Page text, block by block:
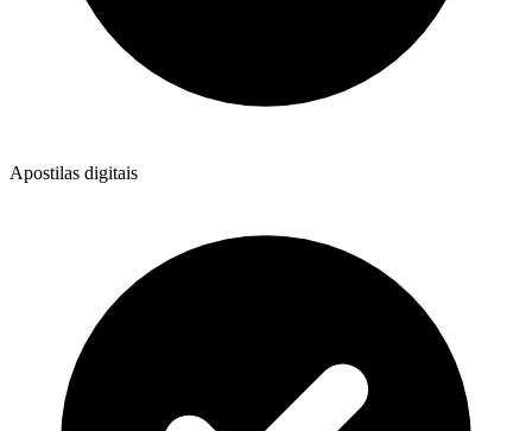
Apostilas digitais